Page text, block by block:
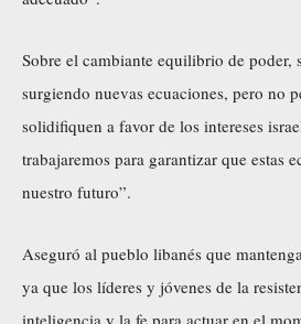
Sobre el cambiante equilibrio de poder,
surgiendo nuevas ecuaciones, pero no
solidifiquen a favor de los intereses
trabajaremos para garantizar que estas
nuestro futuro”.
Aseguró al pueblo libanés que
ya que los líderes y jóvenes de la
inteligencia y la fe para actuar en el